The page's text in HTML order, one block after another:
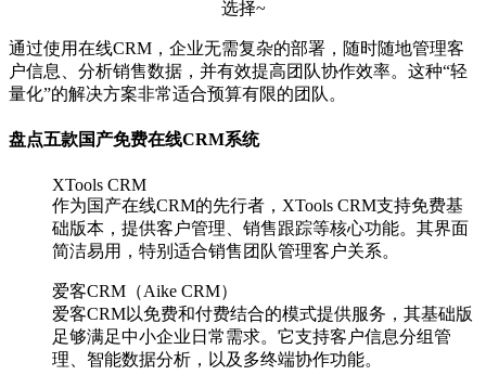
通过使用在线CRM，企业无需复杂的部署，随时随地管理客
户信息、分析销售数据，并有效提高团队协作效率。这种“轻
量化”的解决方案非常适合预算有限的团队。
盘点五款国产免费在线CRM系统
XTools CRM
作为国产在线CRM的先行者，XTools CRM支持免费基
础版本，提供客户管理、销售跟踪等核心功能。其界面
简洁易用，特别适合销售团队管理客户关系。
爱客CRM（Aike CRM）
爱客CRM以免费和付费结合的模式提供服务，其基础版
足够满足中小企业日常需求。它支持客户信息分组管
理、智能数据分析，以及多终端协作功能。